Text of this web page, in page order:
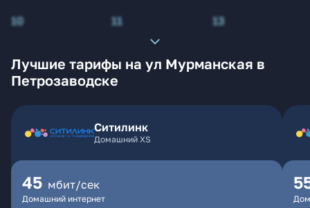
10
11 13
Лучшие тарифы на ул Мурманская в
Петрозаводске
Ситилинк
Домашний XS
45 мбит/сек
Домашний интернет